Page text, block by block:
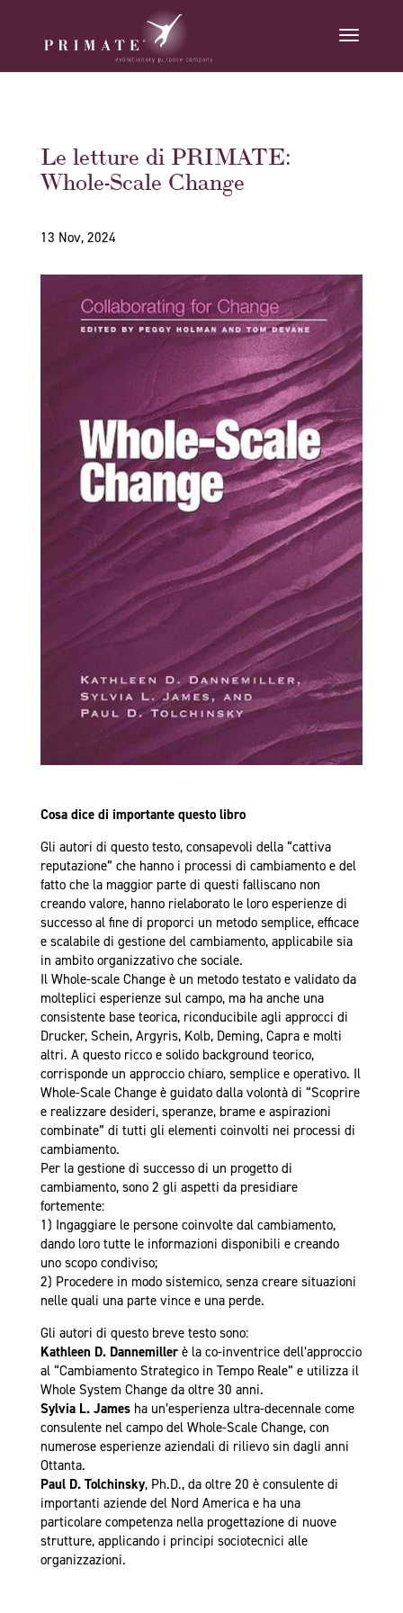
Le letture di PRIMATE:
Whole-Scale Change
13 Nov, 2024
Cosa dice di importante questo libro
Gli autori di questo testo, consapevoli della “cattiva
reputazione” che hanno i processi di cambiamento e del
fatto che la maggior parte di questi falliscano non
creando valore, hanno rielaborato le loro esperienze di
successo al fine di proporci un metodo semplice, efficace
e scalabile di gestione del cambiamento, applicabile sia
in ambito organizzativo che sociale.
Il Whole-scale Change è un metodo testato e validato da
molteplici esperienze sul campo, ma ha anche una
consistente base teorica, riconducibile agli approcci di
Drucker, Schein, Argyris, Kolb, Deming, Capra e molti
altri. A questo ricco e solido background teorico,
corrisponde un approccio chiaro, semplice e operativo. Il
Whole-Scale Change è guidato dalla volontà di “Scoprire
e realizzare desideri, speranze, brame e aspirazioni
combinate” di tutti gli elementi coinvolti nei processi di
cambiamento.
Per la gestione di successo di un progetto di
cambiamento, sono 2 gli aspetti da presidiare
fortemente:
1) Ingaggiare le persone coinvolte dal cambiamento,
dando loro tutte le informazioni disponibili e creando
uno scopo condiviso;
2) Procedere in modo sistemico, senza creare situazioni
nelle quali una parte vince e una perde.
Gli autori di questo breve testo sono:
Kathleen D. Dannemillerè la co-inventrice dell’approccio
al “Cambiamento Strategico in Tempo Reale” e utilizza il
Whole System Change da oltre 30 anni.
Sylvia L. Jamesha un’esperienza ultra-decennale come
consulente nel campo del Whole-Scale Change, con
numerose esperienze aziendali di rilievo sin dagli anni
Ottanta.
Paul D. Tolchinsky, Ph.D., da oltre 20 è consulente di
importanti aziende del Nord America e ha una
particolare competenza nella progettazione di nuove
strutture, applicando i principi sociotecnici alle
organizzazioni.